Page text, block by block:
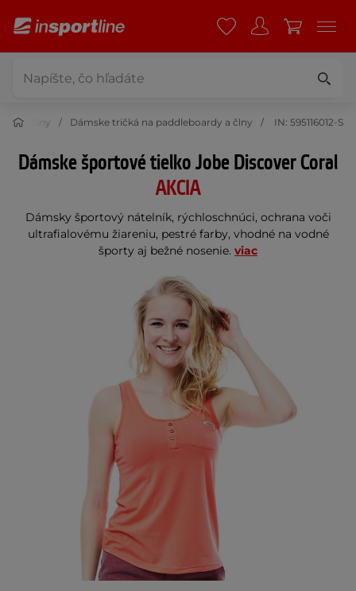
a člny Dámske tričká na paddleboardy a člny IN: 595116012-S
Dámske športové tielko Jobe Discover Coral
AKCIA
Dámsky športový nátelník, rýchloschnúci, ochrana voči
ultrafialovému žiareniu, pestré farby, vhodné na vodné
športy aj bežné nosenie. viac